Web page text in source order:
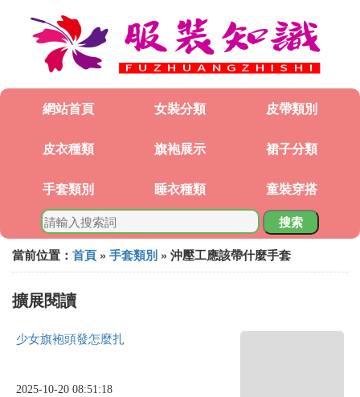
網站首頁 女裝分類 皮帶類別
皮衣種類 旗袍展示 裙子分類
手套類別 睡衣種類 童裝穿搭
搜索
當前位置： 首頁 » 手套類別 » 沖壓工應該帶什麼手套
擴展閱讀
少女旗袍頭發怎麼扎
2025-10-20 08:51:18